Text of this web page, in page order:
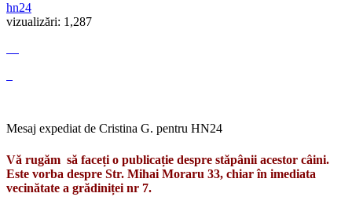
hn24
vizualizări: 1,287
Mesaj expediat de Cristina G. pentru HN24
Vă rugăm să faceți o publicație despre stăpânii acestor câini.
Este vorba despre Str. Mihai Moraru 33, chiar în imediata
vecinătate a grădiniței nr 7.